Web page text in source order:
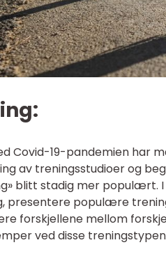
Covid-19-pandemien har
av treningsstudioer og
blitt stadig mer populært.
presentere populære
forskjellene mellom
ved disse